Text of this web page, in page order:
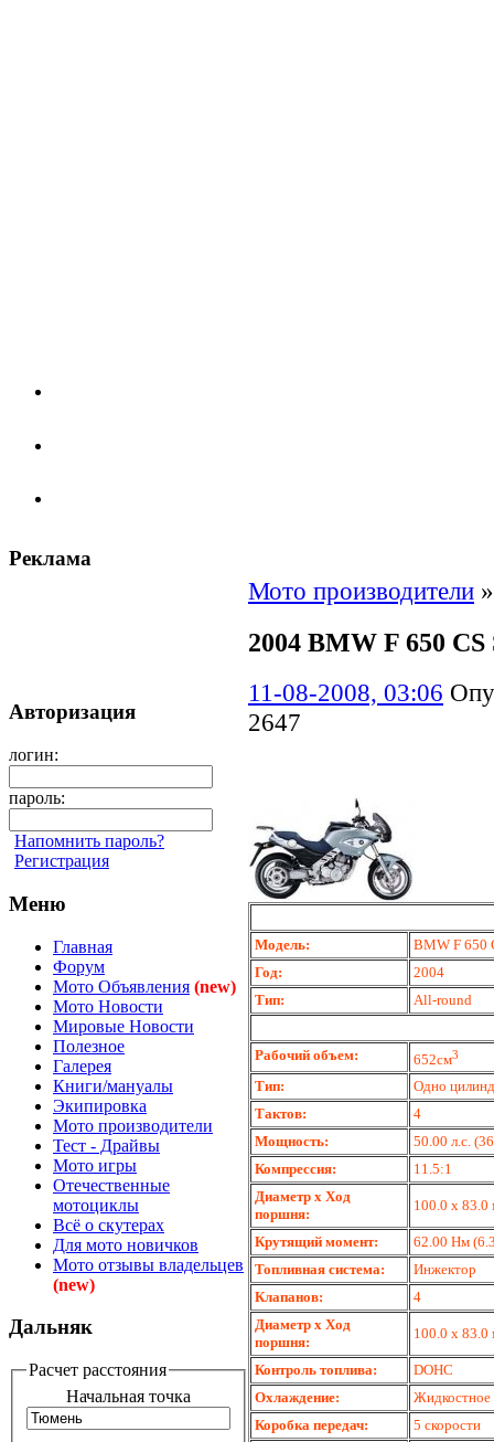
Реклама
Авторизация
логин:
пароль:
Напомнить пароль?
Регистрация
Меню
Главная
Форум
Мото Объявления (new)
Мото Новости
Мировые Новости
Полезное
Галерея
Книги/мануалы
Экипировка
Мото производители
Тест - Драйвы
Мото игры
Отечественные
мотоциклы
Всё о скутерах
Для мото новичков
Мото отзывы владельцев
(new)
Дальняк
Расчет расстояния
Начальная точка
Мото производители
2004 BMW F 650
11-08-2008, 03:06
2647
Модель:
BMW F 650
Год:
2004
Тип:
All-round
Рабочий объем: 652см3
Тип:
Одно
Тактов:
4
Мощность:
50.00 л.с.
Компрессия:
11.5:1
Диаметр х Ход
поршня:
100.0 x
Крутящий момент:
62.00 Нм
Топливная система:
Инжектор
Клапанов:
4
Диаметр х Ход
поршня:
100.0 x
Контроль топлива:
DOHC
Охлаждение:
Жидкостное
Коробка передач:
5 скорости